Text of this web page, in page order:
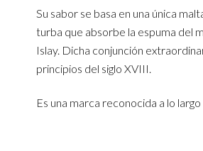
Su sabor se basa en una única
turba que absorbe la espuma del
Islay. Dicha conjunción
principios del siglo XVIII.
Es una marca reconocida a lo